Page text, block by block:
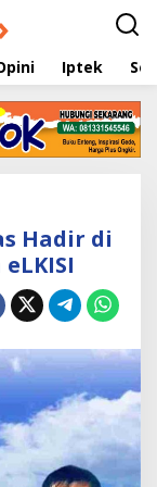
Iptek
Hadir di